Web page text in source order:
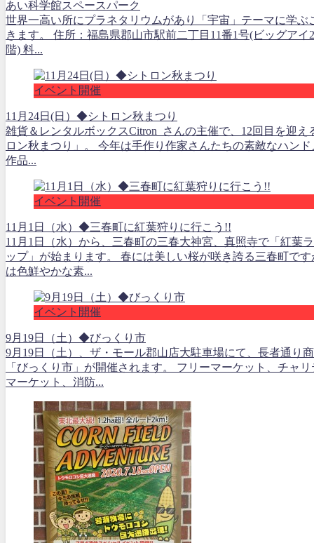
あい科学館スペースパーク
世界一高い所にプラネタリウムがあり「宇宙」テーマに学ぶ
きます。 住所：福島県郡山市駅前二丁目11番1号(ビッグアイ
階) 料...
イベント開催
11月24日(日）◆シトロン秋まつり
雑貨＆レンタルボックスCitron さんの主催で、12回目を迎え
ロン秋まつり」。 今年は手作り作家さんたちの素敵なハンド
作品...
イベント開催
11月1日（水）◆三春町に紅葉狩りに行こう!!
11月1日（水）から、三春町の三春大神宮、真照寺で「紅葉
ップ」が始まります。 春には美しい桜が咲き誇る三春町です
は色鮮やかな素...
イベント開催
9月19日（土）◆びっくり市
9月19日（土）、ザ・モール郡山店大駐車場にて、長者通り
「びっくり市」が開催されます。 フリーマーケット、チャ
マーケット、消防...